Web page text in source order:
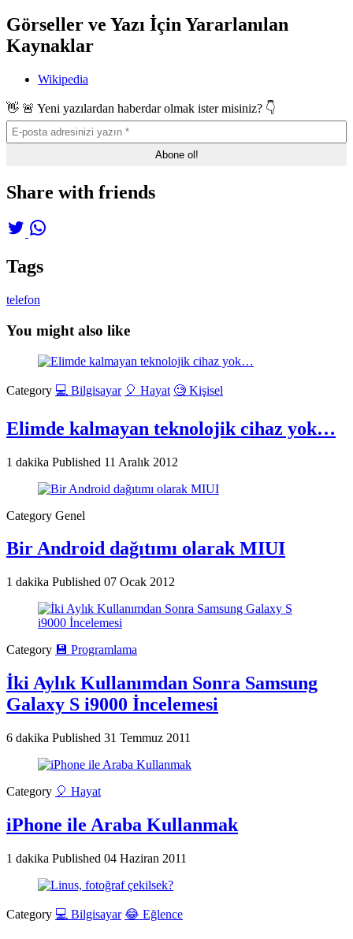
Görseller ve Yazı İçin Yararlanılan
Kaynaklar
Wikipedia
👋 🚨 Yeni yazılardan haberdar olmak ister misiniz? 👇
Share with friends
Tags
telefon
You might also like
Category 💻 Bilgisayar 🎈 Hayat 🧐 Kişisel
Elimde kalmayan teknolojik cihaz yok…
1 dakika Published 11 Aralık 2012
Category Genel
Bir Android dağıtımı olarak MIUI
1 dakika Published 07 Ocak 2012
Category 💾 Programlama
İki Aylık Kullanımdan Sonra Samsung
Galaxy S i9000 İncelemesi
6 dakika Published 31 Temmuz 2011
Category 🎈 Hayat
iPhone ile Araba Kullanmak
1 dakika Published 04 Haziran 2011
Category 💻 Bilgisayar 😂 Eğlence